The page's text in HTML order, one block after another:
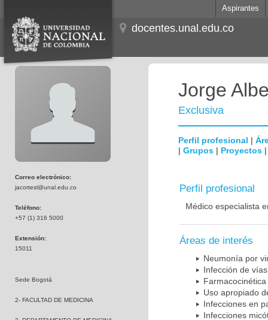
Aspirantes
docentes.unal.edu.co
Correo electrónico:
jacortesl@unal.edu.co
Teléfono:
+57 (1) 316 5000
Extensión:
15011
Sede Bogotá
2- FACULTAD DE MEDICINA
Jorge
Exclusiva
Perfil profesional |
| Grupos | Proyectos
Perfil profesional
Médico especialista
Áreas de interés
Neumonía por
Infección de
Uso apropiado
Infecciones en
Infecciones